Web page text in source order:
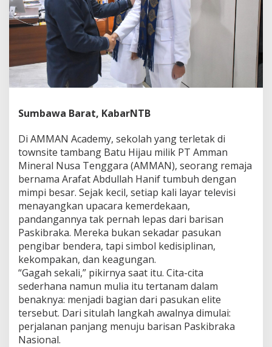
t
,
P
a
A
M
A
N
A
c
a
e
m
y
y
n
g
M
e
n
u
Sumbawa Barat, KabarNTB
Di AMMAN Academy, sekolah yang terletak di
townsite tambang Batu Hijau milik PT Amman
Mineral Nusa Tenggara (AMMAN), seorang remaja
bernama Arafat Abdullah Hanif tumbuh dengan
mimpi besar. Sejak kecil, setiap kali layar televisi
menayangkan upacara kemerdekaan,
pandangannya tak pernah lepas dari barisan
Paskibraka. Mereka bukan sekadar pasukan
pengibar bendera, tapi simbol kedisiplinan,
kekompakan, dan keagungan.
“Gagah sekali,” pikirnya saat itu. Cita-cita
sederhana namun mulia itu tertanam dalam
benaknya: menjadi bagian dari pasukan elite
tersebut. Dari situlah langkah awalnya dimulai:
perjalanan panjang menuju barisan Paskibraka
Nasional.